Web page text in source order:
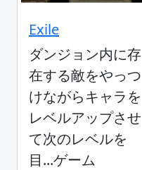
Exile
ダンジョン内に存
在する敵をやっつ
けながらキャラを
レベルアップさせ
て次のレベルを
目...ゲーム